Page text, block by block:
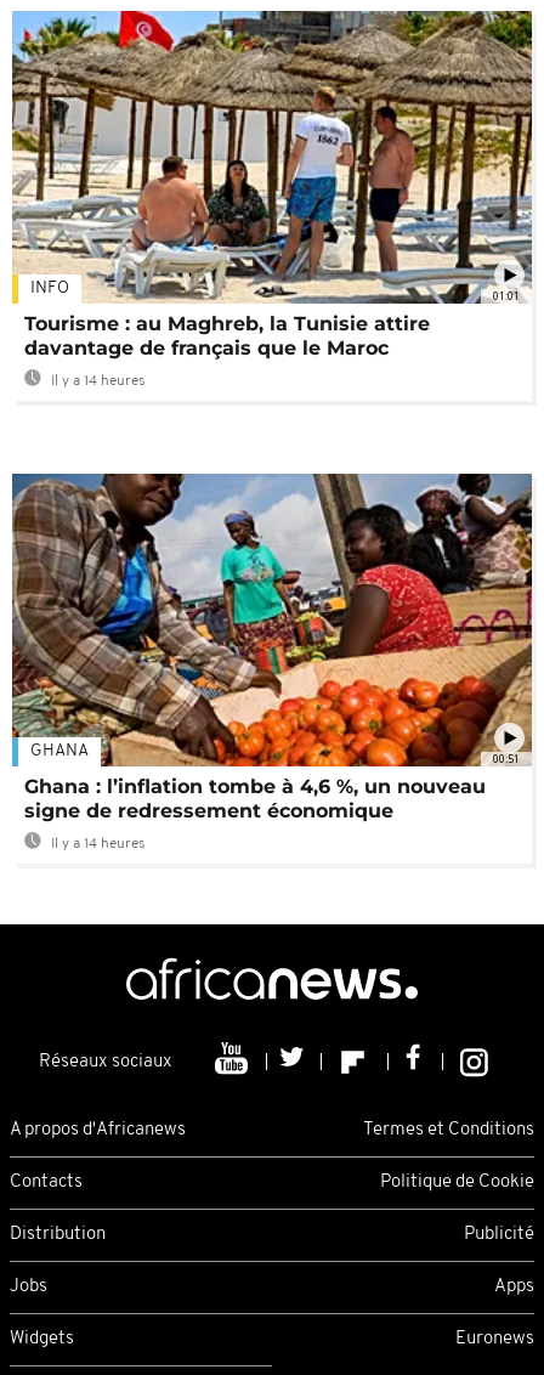
01:01
INFO
Tourisme : au Maghreb, la Tunisie attire
davantage de français que le Maroc
Il y a 14 heures
00:51
GHANA
Ghana : l’inflation tombe à 4,6 %, un nouveau
signe de redressement économique
Il y a 14 heures
Réseaux sociaux
A propos d'Africanews Termes et Conditions
Contacts Politique de Cookie
Distribution Publicité
Jobs Apps
Widgets Euronews